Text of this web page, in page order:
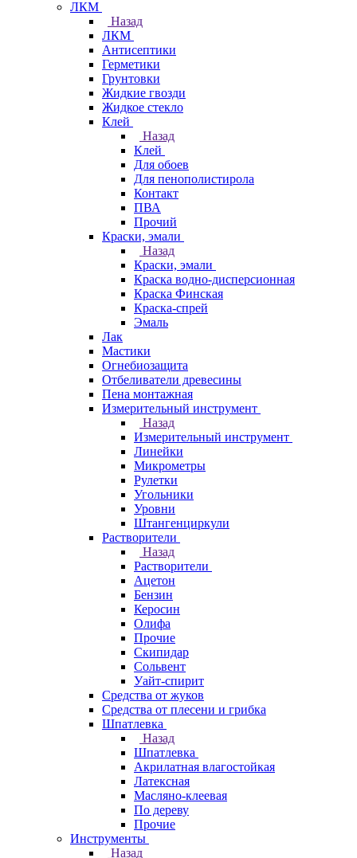
ЛКМ
Назад
ЛКМ
Антисептики
Герметики
Грунтовки
Жидкие гвозди
Жидкое стекло
Клей
Назад
Клей
Для обоев
Для пенополистирола
Контакт
ПВА
Прочий
Краски, эмали
Назад
Краски, эмали
Краска водно-дисперсионная
Краска Финская
Краска-спрей
Эмаль
Лак
Мастики
Огнебиозащита
Отбеливатели древесины
Пена монтажная
Измерительный инструмент
Назад
Измерительный инструмент
Линейки
Микрометры
Рулетки
Угольники
Уровни
Штангенциркули
Растворители
Назад
Растворители
Ацетон
Бензин
Керосин
Олифа
Прочие
Скипидар
Сольвент
Уайт-спирит
Средства от жуков
Средства от плесени и грибка
Шпатлевка
Назад
Шпатлевка
Акрилатная влагостойкая
Латексная
Масляно-клеевая
По дереву
Прочие
Инструменты
Назад